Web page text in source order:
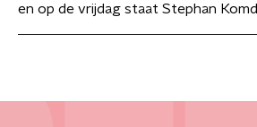
en op de vrijdag staat Stephan